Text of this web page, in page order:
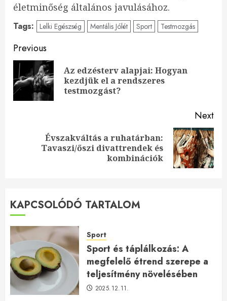
életminőség általános javulásához.
Tags: Lelki Egészség Mentális Jólét Sport Testmozgás
Continue
Reading
Previous
Az edzésterv alapjai: Hogyan
kezdjük el a rendszeres
testmozgást?
Next
Évszakváltás a ruhatárban:
Tavaszi/őszi divattrendek és
kombinációk
KAPCSOLÓDÓ TARTALOM
Sport
Sport és táplálkozás: A
megfelelő étrend szerepe a
teljesítmény növelésében
2025.12.11.